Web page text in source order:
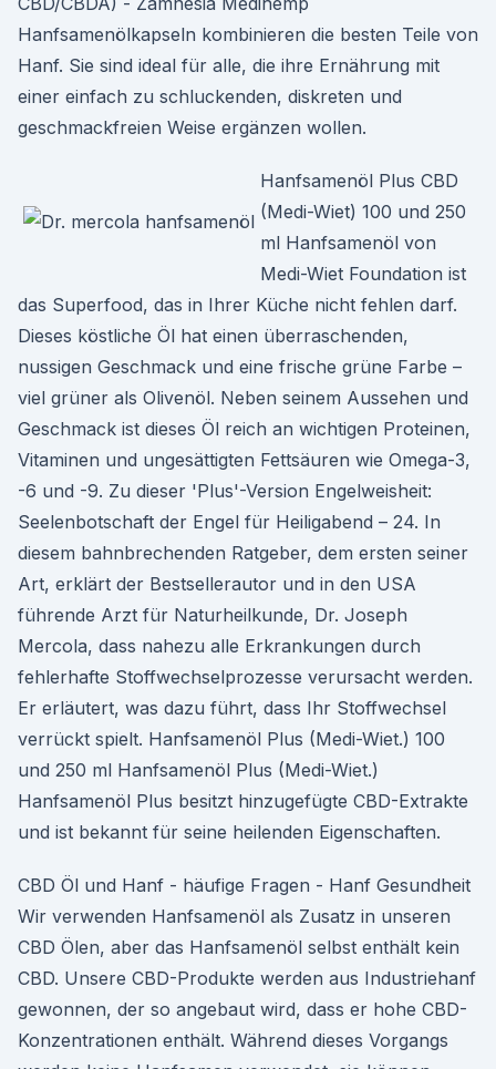
Hanfsamenölkapseln kombinieren die besten Teile von
Hanf. Sie sind ideal für alle, die ihre Ernährung mit
einer einfach zu schluckenden, diskreten und
geschmackfreien Weise ergänzen wollen.
Hanfsamenöl Plus CBD
(Medi-Wiet) 100 und 250
ml Hanfsamenöl von
Medi-Wiet Foundation ist
das Superfood, das in Ihrer Küche nicht fehlen darf.
Dieses köstliche Öl hat einen überraschenden,
nussigen Geschmack und eine frische grüne Farbe –
viel grüner als Olivenöl. Neben seinem Aussehen und
Geschmack ist dieses Öl reich an wichtigen Proteinen,
Vitaminen und ungesättigten Fettsäuren wie Omega-3,
-6 und -9. Zu dieser 'Plus'-Version Engelweisheit:
Seelenbotschaft der Engel für Heiligabend – 24. In
diesem bahnbrechenden Ratgeber, dem ersten seiner
Art, erklärt der Bestsellerautor und in den USA
führende Arzt für Naturheilkunde, Dr. Joseph
Mercola, dass nahezu alle Erkrankungen durch
fehlerhafte Stoffwechselprozesse verursacht werden.
Er erläutert, was dazu führt, dass Ihr Stoffwechsel
verrückt spielt. Hanfsamenöl Plus (Medi-Wiet.) 100
und 250 ml Hanfsamenöl Plus (Medi-Wiet.)
Hanfsamenöl Plus besitzt hinzugefügte CBD-Extrakte
und ist bekannt für seine heilenden Eigenschaften.
CBD Öl und Hanf - häufige Fragen - Hanf Gesundheit
Wir verwenden Hanfsamenöl als Zusatz in unseren
CBD Ölen, aber das Hanfsamenöl selbst enthält kein
CBD. Unsere CBD-Produkte werden aus Industriehanf
gewonnen, der so angebaut wird, dass er hohe CBD-
Konzentrationen enthält. Während dieses Vorgangs